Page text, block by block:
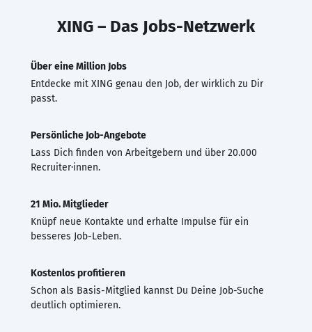
XING – Das Jobs-Netzwerk
Über eine Million Jobs
Entdecke mit XING genau den Job, der wirklich zu Dir
passt.
Persönliche Job-Angebote
Lass Dich finden von Arbeitgebern und über 20.000
Recruiter·innen.
21 Mio. Mitglieder
Knüpf neue Kontakte und erhalte Impulse für ein
besseres Job-Leben.
Kostenlos profitieren
Schon als Basis-Mitglied kannst Du Deine Job-Suche
deutlich optimieren.